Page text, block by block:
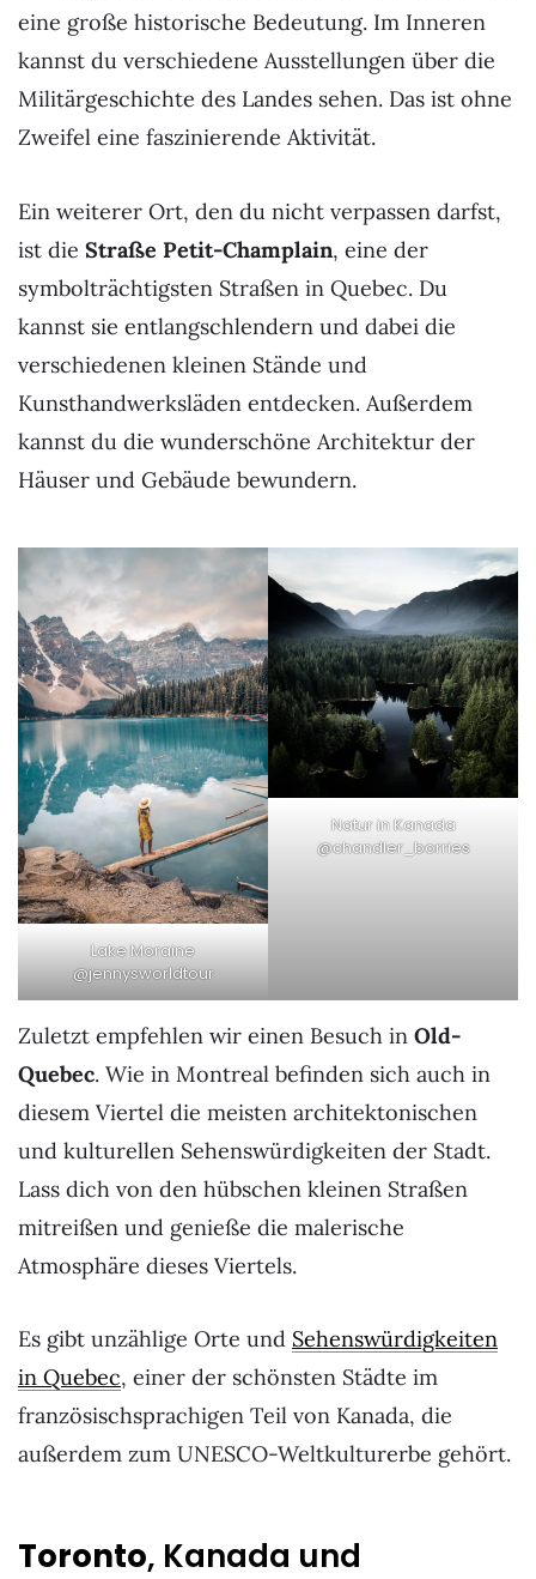
eine große historische Bedeutung. Im Inneren
kannst du verschiedene Ausstellungen über die
Militärgeschichte des Landes sehen. Das ist ohne
Zweifel eine faszinierende Aktivität.
Ein weiterer Ort, den du nicht verpassen darfst,
ist die Straße Petit-Champlain, eine der
symbolträchtigsten Straßen in Quebec. Du
kannst sie entlangschlendern und dabei die
verschiedenen kleinen Stände und
Kunsthandwerksläden entdecken. Außerdem
kannst du die wunderschöne Architektur der
Häuser und Gebäude bewundern.
Lake Moraine
@jennysworldtour
Natur in Kanada
@chandler_borries
Zuletzt empfehlen wir einen Besuch in Old-
Quebec. Wie in Montreal befinden sich auch in
diesem Viertel die meisten architektonischen
und kulturellen Sehenswürdigkeiten der Stadt.
Lass dich von den hübschen kleinen Straßen
mitreißen und genieße die malerische
Atmosphäre dieses Viertels.
Es gibt unzählige Orte und Sehenswürdigkeiten
in Quebec, einer der schönsten Städte im
französischsprachigen Teil von Kanada, die
außerdem zum UNESCO-Weltkulturerbe gehört.
Toronto, Kanada und